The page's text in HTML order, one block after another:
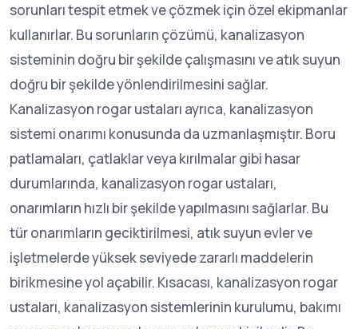
sorunları tespit etmek ve çözmek için özel ekipmanlar
kullanırlar. Bu sorunların çözümü, kanalizasyon
sisteminin doğru bir şekilde çalışmasını ve atık suyun
doğru bir şekilde yönlendirilmesini sağlar.
Kanalizasyon rogar ustaları ayrıca, kanalizasyon
sistemi onarımı konusunda da uzmanlaşmıştır. Boru
patlamaları, çatlaklar veya kırılmalar gibi hasar
durumlarında, kanalizasyon rogar ustaları,
onarımların hızlı bir şekilde yapılmasını sağlarlar. Bu
tür onarımların geciktirilmesi, atık suyun evler ve
işletmelerde yüksek seviyede zararlı maddelerin
birikmesine yol açabilir. Kısacası, kanalizasyon rogar
ustaları, kanalizasyon sistemlerinin kurulumu, bakımı